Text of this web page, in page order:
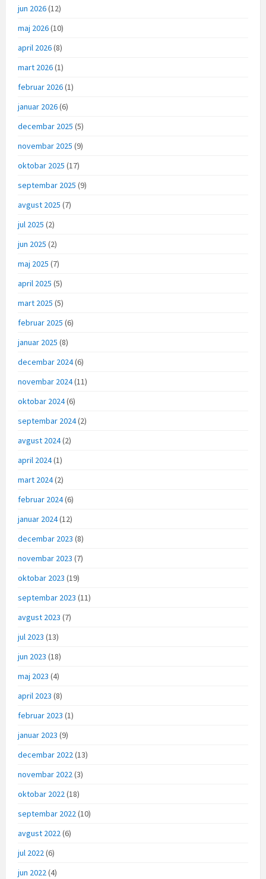
jun 2026(12)
maj 2026(10)
april 2026(8)
mart 2026(1)
februar 2026(1)
januar 2026(6)
decembar 2025 (5)
novembar 2025 (9)
oktobar 2025 (17)
septembar 2025 (9)
avgust 2025 (7)
jul 2025 (2)
jun 2025 (2)
maj 2025 (7)
april 2025 (5)
mart 2025 (5)
februar 2025 (6)
januar 2025 (8)
decembar 2024(6)
novembar 2024(11)
oktobar 2024(6)
septembar 2024(2)
avgust 2024(2)
april 2024(1)
mart 2024(2)
februar 2024(6)
januar 2024(12)
decembar 2023 (8)
novembar 2023 (7)
oktobar 2023 (19)
septembar 2023 (11)
avgust 2023 (7)
jul 2023 (13)
jun 2023 (18)
maj 2023 (4)
april 2023 (8)
februar 2023 (1)
januar 2023 (9)
decembar 2022(13)
novembar 2022(3)
oktobar 2022(18)
septembar 2022(10)
avgust 2022(6)
jul 2022(6)
jun 2022(4)